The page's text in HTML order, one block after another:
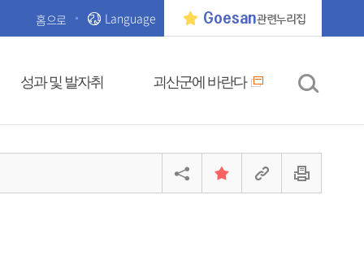
홈으로 Language Goesan관련누리집
성과 및 발자취 괴산군에 바란다